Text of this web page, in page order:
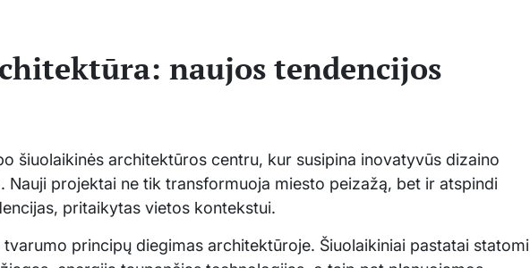
naujos tendencijos
šiuolaikinės architektūros centru, kur susipina inovatyvūs dizaino
Nauji projektai ne tik transformuoja miesto peizažą, bet ir atspindi
pritaikytas vietos kontekstui.
tvarumo principų diegimas architektūroje. Šiuolaikiniai pastatai statomi